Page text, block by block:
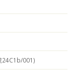
24C1b/001)